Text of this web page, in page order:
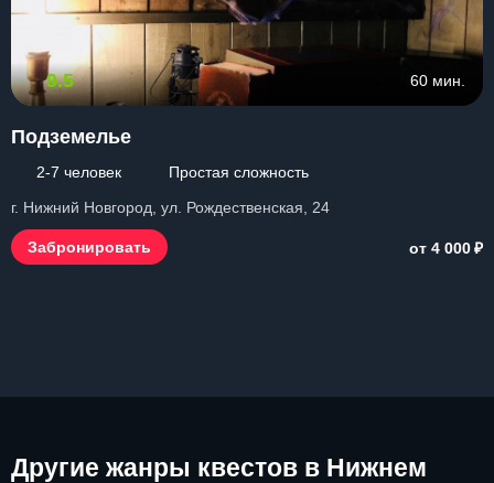
9.5 60 мин.
Подземелье
2-7 человек
Простая сложность
г. Нижний Новгород, ул. Рождественская, 24
Забронировать от 4 000₽
Другие жанры квестов в Нижнем